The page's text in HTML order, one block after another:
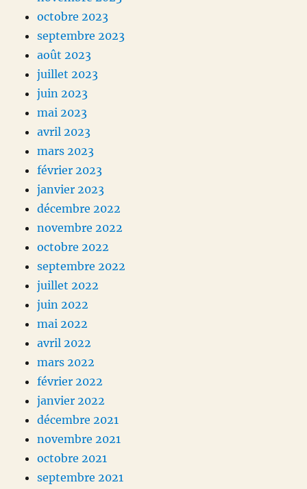
octobre 2023
septembre 2023
août 2023
juillet 2023
juin 2023
mai 2023
avril 2023
mars 2023
février 2023
janvier 2023
décembre 2022
novembre 2022
octobre 2022
septembre 2022
juillet 2022
juin 2022
mai 2022
avril 2022
mars 2022
février 2022
janvier 2022
décembre 2021
novembre 2021
octobre 2021
septembre 2021